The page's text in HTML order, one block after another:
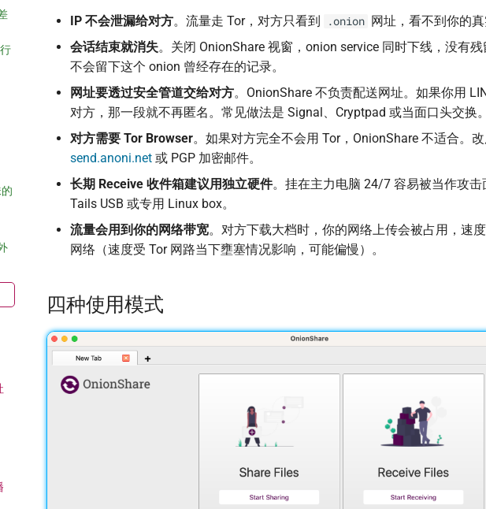
IP 不会泄漏给对方。流量走 Tor，对方只看到 .onion 网址，看不到你的
会话结束就消失。关闭 OnionShare 视窗，onion service 同时下线，没有
不会留下这个 onion 曾经存在的记录。
网址要透过安全管道交给对方。OnionShare 不负责配送网址。如果你用
对方，那一段就不再匿名。常见做法是 Signal、Cryptpad 或当面口头交换
对方需要 Tor Browser。如果对方完全不会用 Tor，OnionShare 不适合。
send.anoni.net 或 PGP 加密邮件。
长期 Receive 收件箱建议用独立硬件。挂在主力电脑 24/7 容易被当作攻击
Tails USB 或专用 Linux box。
流量会用到你的网络带宽。对方下载大档时，你的网络上传会被占用，速
网络（速度受 Tor 网路当下壅塞情况影响，可能偏慢）。
四种使用模式